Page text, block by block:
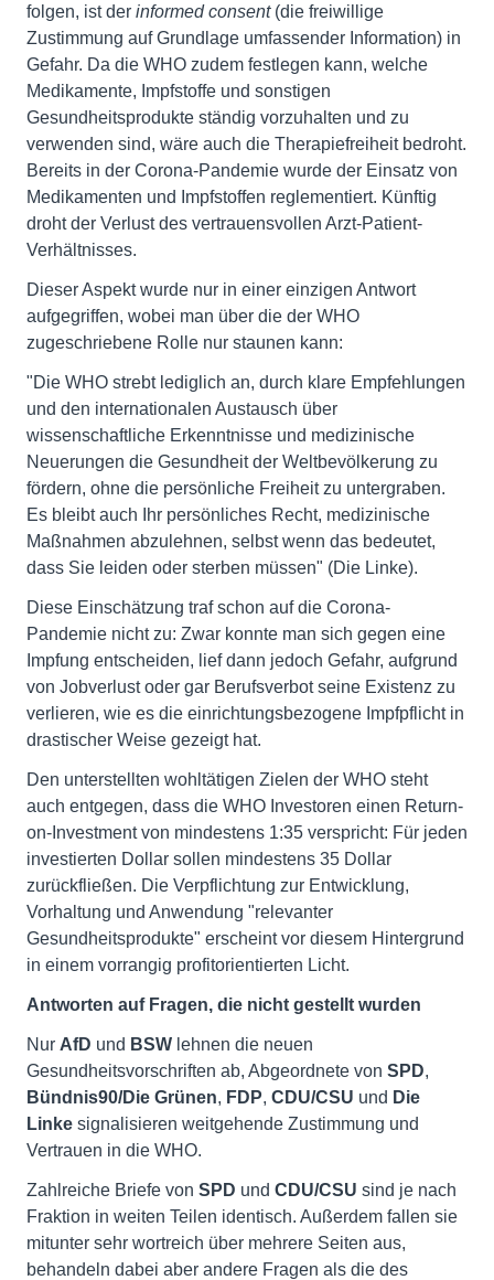
folgen, ist der informed consent(die freiwillige
Zustimmung auf Grundlage umfassender Information) in
Gefahr. Da die WHO zudem festlegen kann, welche
Medikamente, Impfstoffe und sonstigen
Gesundheitsprodukte ständig vorzuhalten und zu
verwenden sind, wäre auch die Therapiefreiheit bedroht.
Bereits in der Corona-Pandemie wurde der Einsatz von
Medikamenten und Impfstoffen reglementiert. Künftig
droht der Verlust des vertrauensvollen Arzt-Patient-
Verhältnisses.
Dieser Aspekt wurde nur in einer einzigen Antwort
aufgegriffen, wobei man über die der WHO
zugeschriebene Rolle nur staunen kann:
"Die WHO strebt lediglich an, durch klare Empfehlungen
und den internationalen Austausch über
wissenschaftliche Erkenntnisse und medizinische
Neuerungen die Gesundheit der Weltbevölkerung zu
fördern, ohne die persönliche Freiheit zu untergraben.
Es bleibt auch Ihr persönliches Recht, medizinische
Maßnahmen abzulehnen, selbst wenn das bedeutet,
dass Sie leiden oder sterben müssen" (Die Linke).
Diese Einschätzung traf schon auf die Corona-
Pandemie nicht zu: Zwar konnte man sich gegen eine
Impfung entscheiden, lief dann jedoch Gefahr, aufgrund
von Jobverlust oder gar Berufsverbot seine Existenz zu
verlieren, wie es die einrichtungsbezogene Impfpflicht in
drastischer Weise gezeigt hat.
Den unterstellten wohltätigen Zielen der WHO steht
auch entgegen, dass die WHO Investoren einen Return-
on-Investment von mindestens 1:35 verspricht: Für jeden
investierten Dollar sollen mindestens 35 Dollar
zurückfließen. Die Verpflichtung zur Entwicklung,
Vorhaltung und Anwendung "relevanter
Gesundheitsprodukte" erscheint vor diesem Hintergrund
in einem vorrangig profitorientierten Licht.
Antworten auf Fragen, die nicht gestellt wurden
Nur AfD und BSW lehnen die neuen
Gesundheitsvorschriften ab, Abgeordnete von SPD,
Bündnis90/Die Grünen, FDP, CDU/CSU und Die
Linke signalisieren weitgehende Zustimmung und
Vertrauen in die WHO.
Zahlreiche Briefe von SPD und CDU/CSU sind je nach
Fraktion in weiten Teilen identisch. Außerdem fallen sie
mitunter sehr wortreich über mehrere Seiten aus,
behandeln dabei aber andere Fragen als die des